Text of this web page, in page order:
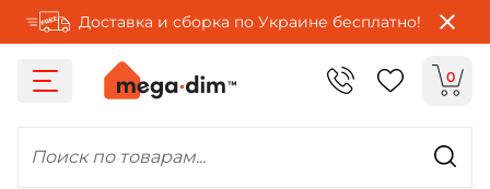
Доставка и сборка по Украине бесплатно!
0
Поиск по товарам...